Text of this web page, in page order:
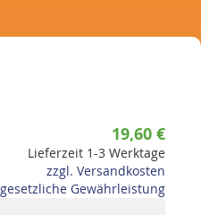
19,60 €
Lieferzeit 1-3 Werktage
zzgl. Versandkosten
gesetzliche Gewährleistung